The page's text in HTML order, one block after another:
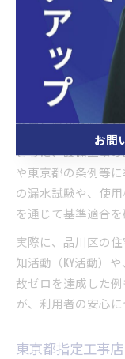
管工事の安全対
管工事や設備工事
が不可欠です。東
下防止や有害物質
各種措置が求めら
さらに、設備工事
や東京都の条例等
の漏水試験や、使
を通じて基準適合を
実際に、品川区の
知活動（KY活動）
故ゼロを達成した
が、利用者の安心に
東京都指定工事
お問
お問